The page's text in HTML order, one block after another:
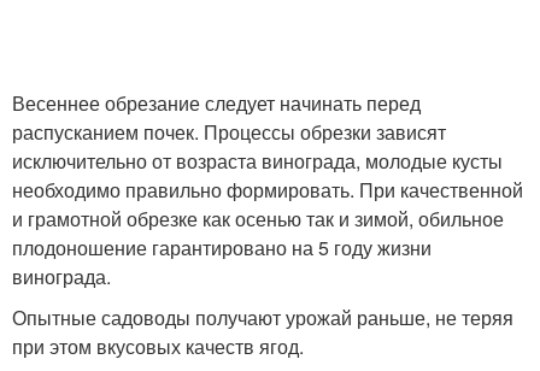
Весеннее обрезание следует начинать перед
распусканием почек. Процессы обрезки зависят
исключительно от возраста винограда, молодые кусты
необходимо правильно формировать. При качественной
и грамотной обрезке как осенью так и зимой, обильное
плодоношение гарантировано на 5 году жизни
винограда.
Опытные садоводы получают урожай раньше, не теряя
при этом вкусовых качеств ягод.